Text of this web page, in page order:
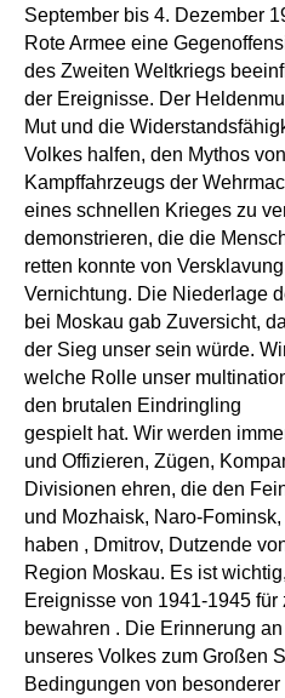
September bis 4. Dezember
Rote Armee eine
des Zweiten Weltkriegs
der Ereignisse. Der
Mut und die
Volkes halfen, den Mythos
Kampffahrzeugs der
eines schnellen Krieges zu
demonstrieren, die die
retten konnte von
Vernichtung. Die Niederlage
bei Moskau gab Zuversicht,
der Sieg unser sein würde.
welche Rolle unser
den brutalen Eindringling
gespielt hat. Wir werden
und Offizieren, Zügen,
Divisionen ehren, die den
und Mozhaisk, Naro-
haben , Dmitrov, Dutzende
Region Moskau. Es ist
Ereignisse von 1941-1945
bewahren . Die Erinnerung
unseres Volkes zum Großen
Bedingungen von